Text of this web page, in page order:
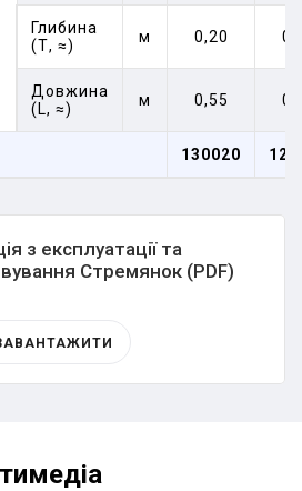
130020
Глибина
(Т, ≈)
м 0,20
Довжина
(L, ≈)
м 0,55
з експлуатації та
Стремянок (PDF)